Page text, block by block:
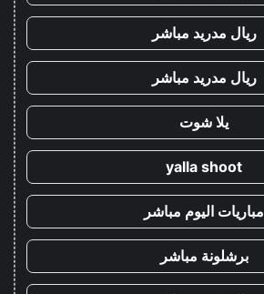
ريال مدريد مباشر
ريال مدريد مباشر
يلا شوت
yalla shoot
مباريات اليوم مباشر
برشلونة مباشر